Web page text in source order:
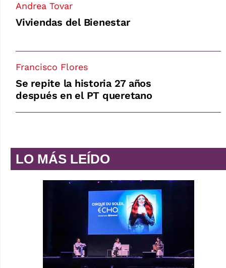
Andrea Tovar
Viviendas del Bienestar
Francisco Flores
Se repite la historia 27 años
después en el PT queretano
LO MÁS LEÍDO